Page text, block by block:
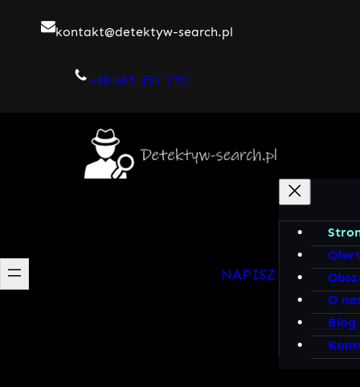
kontakt@detektyw-search.pl
+48 665 451 770
O
Blog
NAPISZ DO MNIE!